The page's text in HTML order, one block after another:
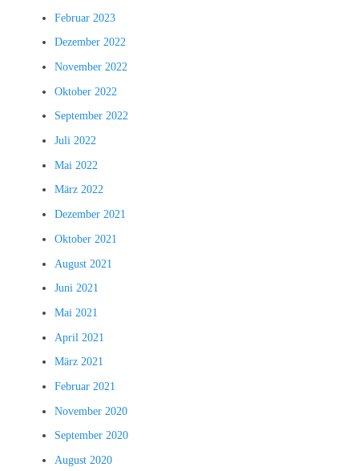
Februar 2023
Dezember 2022
November 2022
Oktober 2022
September 2022
Juli 2022
Mai 2022
März 2022
Dezember 2021
Oktober 2021
August 2021
Juni 2021
Mai 2021
April 2021
März 2021
Februar 2021
November 2020
September 2020
August 2020